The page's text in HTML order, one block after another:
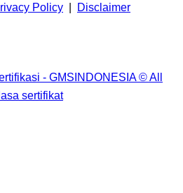
Policy Disclaimer
- GMSINDONESIA © All
sertifikat